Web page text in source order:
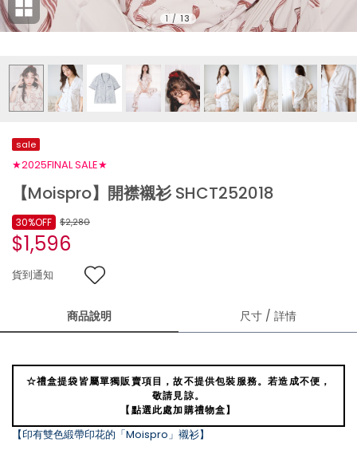
1 / 13
sale
★2025FINAL SALE★
【Moispro】開襟襯衫 SHCT252018
$2,280
$1,596
30%OFF
貨到通知
商品說明 尺寸 / 詳情
☆禮盒提袋皆屬單獨販賣項目，故不提供包裝服務。若造成不便，
敬請見諒。
【點選此處加購禮物盒】
【印有雙色緞帶印花的「Moispro」襯衫】